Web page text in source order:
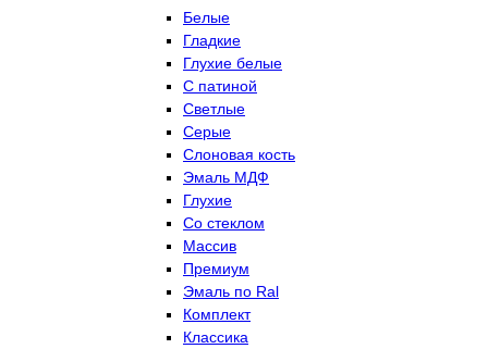
Белые
Гладкие
Глухие белые
С патиной
Светлые
Серые
Слоновая кость
Эмаль МДФ
Глухие
Со стеклом
Массив
Премиум
Эмаль по Ral
Комплект
Классика